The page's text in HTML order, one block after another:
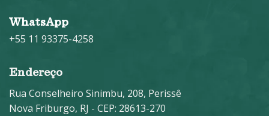
WhatsApp
+55 11 93375-4258
Endereço
Rua Conselheiro Sinimbu, 208, Perissê
Nova Friburgo, RJ - CEP: 28613-270